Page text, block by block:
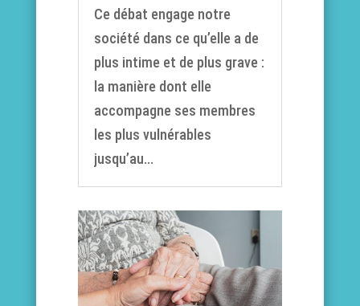
Ce débat engage notre
société dans ce qu’elle a de
plus intime et de plus grave :
la manière dont elle
accompagne ses membres
les plus vulnérables
jusqu’au...